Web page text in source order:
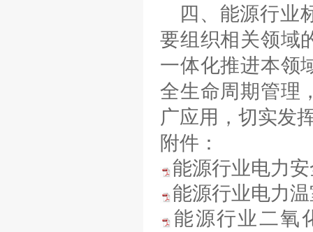
四、能源行业
要组织相关领域
一体化推进本领
全生命周期管理
广应用，切实发
附件：
能源行业电力
能源行业电力
能源行业二氧